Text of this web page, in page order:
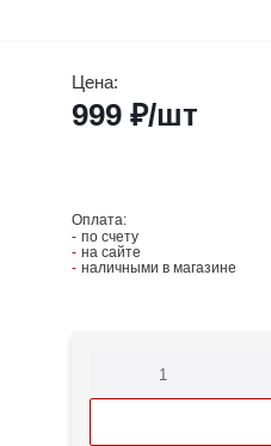
Цена:
999 ₽/шт
Оплата:
по счету
на сайте
наличными в магазине